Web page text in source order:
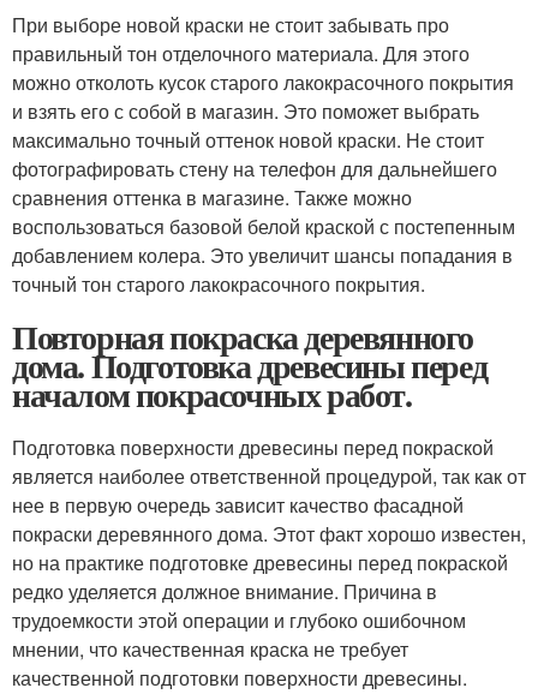
При выборе новой краски не стоит забывать про
правильный тон отделочного материала. Для этого
можно отколоть кусок старого лакокрасочного покрытия
и взять его с собой в магазин. Это поможет выбрать
максимально точный оттенок новой краски. Не стоит
фотографировать стену на телефон для дальнейшего
сравнения оттенка в магазине. Также можно
воспользоваться базовой белой краской с постепенным
добавлением колера. Это увеличит шансы попадания в
точный тон старого лакокрасочного покрытия.
Повторная покраска деревянного
дома. Подготовка древесины перед
началом покрасочных работ.
Подготовка поверхности древесины перед покраской
является наиболее ответственной процедурой, так как от
нее в первую очередь зависит качество фасадной
покраски деревянного дома. Этот факт хорошо известен,
но на практике подготовке древесины перед покраской
редко уделяется должное внимание. Причина в
трудоемкости этой операции и глубоко ошибочном
мнении, что качественная краска не требует
качественной подготовки поверхности древесины.